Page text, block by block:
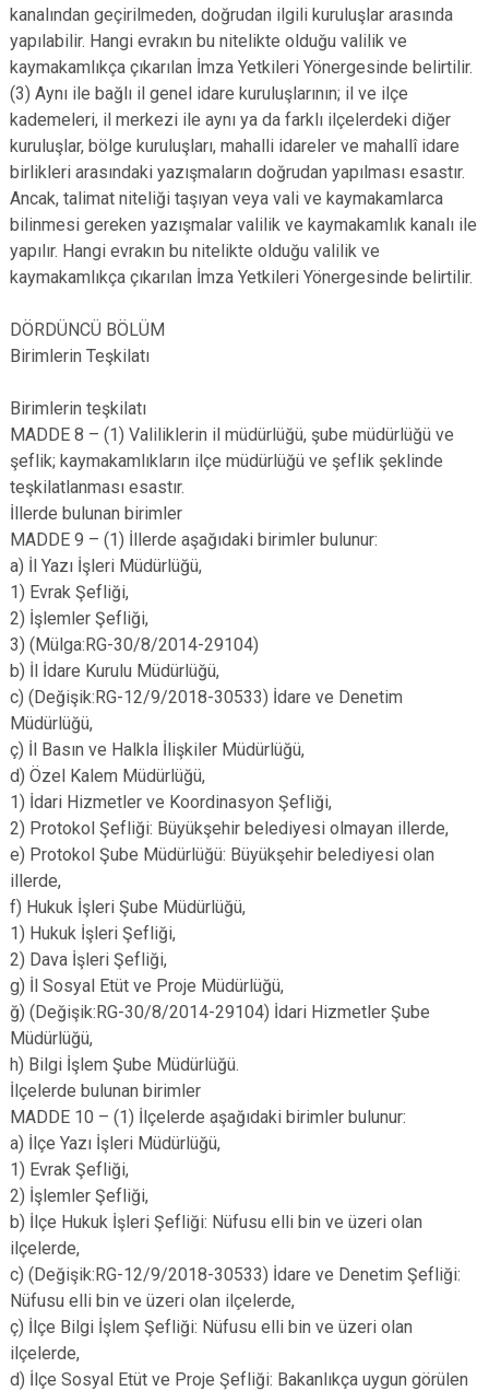
kanalından geçirilmeden, doğrudan ilgili kuruluşlar arasında
yapılabilir. Hangi evrakın bu nitelikte olduğu valilik ve
kaymakamlıkça çıkarılan İmza Yetkileri Yönergesinde belirtilir.
(3) Aynı ile bağlı il genel idare kuruluşlarının; il ve ilçe
kademeleri, il merkezi ile aynı ya da farklı ilçelerdeki diğer
kuruluşlar, bölge kuruluşları, mahalli idareler ve mahallî idare
birlikleri arasındaki yazışmaların doğrudan yapılması esastır.
Ancak, talimat niteliği taşıyan veya vali ve kaymakamlarca
bilinmesi gereken yazışmalar valilik ve kaymakamlık kanalı ile
yapılır. Hangi evrakın bu nitelikte olduğu valilik ve
kaymakamlıkça çıkarılan İmza Yetkileri Yönergesinde belirtilir.
DÖRDÜNCÜ BÖLÜM
Birimlerin Teşkilatı
Birimlerin teşkilatı
MADDE 8 – (1) Valiliklerin il müdürlüğü, şube müdürlüğü ve
şeflik; kaymakamlıkların ilçe müdürlüğü ve şeflik şeklinde
teşkilatlanması esastır.
İllerde bulunan birimler
MADDE 9 – (1) İllerde aşağıdaki birimler bulunur:
a) İl Yazı İşleri Müdürlüğü,
1) Evrak Şefliği,
2) İşlemler Şefliği,
3) (Mülga:RG-30/8/2014-29104)
b) İl İdare Kurulu Müdürlüğü,
c) (Değişik:RG-12/9/2018-30533) İdare ve Denetim
Müdürlüğü,
ç) İl Basın ve Halkla İlişkiler Müdürlüğü,
d) Özel Kalem Müdürlüğü,
1) İdari Hizmetler ve Koordinasyon Şefliği,
2) Protokol Şefliği: Büyükşehir belediyesi olmayan illerde,
e) Protokol Şube Müdürlüğü: Büyükşehir belediyesi olan
illerde,
f) Hukuk İşleri Şube Müdürlüğü,
1) Hukuk İşleri Şefliği,
2) Dava İşleri Şefliği,
g) İl Sosyal Etüt ve Proje Müdürlüğü,
ğ) (Değişik:RG-30/8/2014-29104) İdari Hizmetler Şube
Müdürlüğü,
h) Bilgi İşlem Şube Müdürlüğü.
İlçelerde bulunan birimler
MADDE 10 – (1) İlçelerde aşağıdaki birimler bulunur:
a) İlçe Yazı İşleri Müdürlüğü,
1) Evrak Şefliği,
2) İşlemler Şefliği,
b) İlçe Hukuk İşleri Şefliği: Nüfusu elli bin ve üzeri olan
ilçelerde,
c) (Değişik:RG-12/9/2018-30533) İdare ve Denetim Şefliği:
Nüfusu elli bin ve üzeri olan ilçelerde,
ç) İlçe Bilgi İşlem Şefliği: Nüfusu elli bin ve üzeri olan
ilçelerde,
d) İlçe Sosyal Etüt ve Proje Şefliği: Bakanlıkça uygun görülen